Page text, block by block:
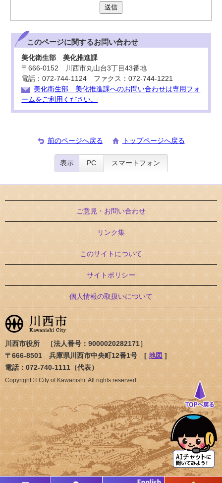
送信
このページに関するお問い合わせ
美化衛生部 美化推進課
〒666-0152 川西市丸山台3丁目43番地
電話：072-744-1124 ファクス：072-744-1221
美化衛生部 美化推進課へのお問い合わせは専用フォ
ームをご利用ください。
前のページへ戻る トップページへ戻る
表示 PC スマートフォン
ご意見・お問い合わせ
リンク集
このサイトについて
サイトポリシー
個人情報の取扱いについて
川西市役所 ［法人番号：9000020282171］
〒666-8501 兵庫県川西市中央町12番1号 [ 地図 ]
電話：072-740-1111（代表）
Copyright © City of Kawanishi. All rights reserved.